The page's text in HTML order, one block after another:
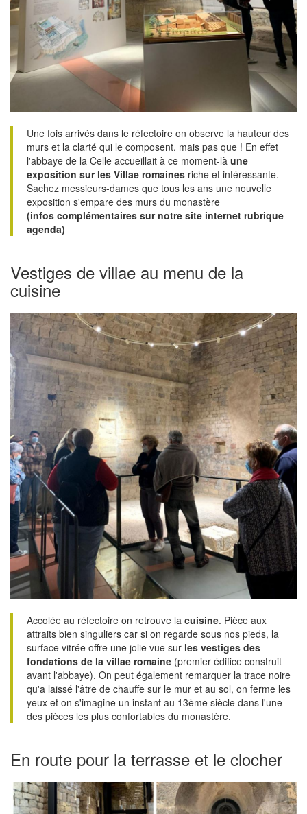
Une fois arrivés dans le réfectoire on observe la hauteur des
murs et la clarté qui le composent, mais pas que ! En effet
l'abbaye de la Celle accueillait à ce moment-là une
exposition sur les Villae romaines riche et intéressante.
Sachez messieurs-dames que tous les ans une nouvelle
exposition s'empare des murs du monastère
(infos complémentaires sur notre site internet rubrique
agenda)
Vestiges de villae au menu de la
cuisine
Accolée au réfectoire on retrouve la cuisine. Pièce aux
attraits bien singuliers car si on regarde sous nos pieds, la
surface vitrée offre une jolie vue sur les vestiges des
fondations de la villae romaine (premier édifice construit
avant l'abbaye). On peut également remarquer la trace noire
qu'a laissé l'âtre de chauffe sur le mur et au sol, on ferme les
yeux et on s'imagine un instant au 13ème siècle dans l'une
des pièces les plus confortables du monastère.
En route pour la terrasse et le clocher